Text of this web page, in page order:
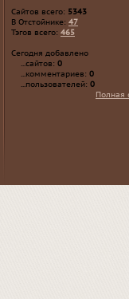
Сайтов всего: 5343
В Отстойнике: 47
Тэгов всего: 465
Сегодня добавлено
...сайтов: 0
...комментариев: 0
...пользователей: 0
Полная